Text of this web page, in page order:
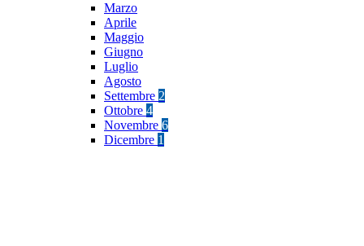
Marzo
Aprile
Maggio
Giugno
Luglio
Agosto
Settembre 2
Ottobre 4
Novembre 6
Dicembre 1